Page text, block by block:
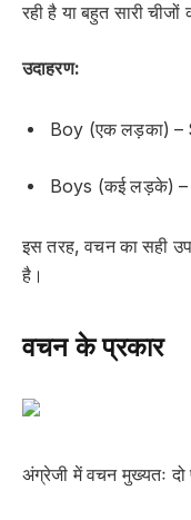
रही है या बहुत सारी चीजों
उदाहरण:
Boy (एक लड़का)
Boys (कई लड़के)
इस तरह, वचन का सही
है।
वचन के प्रकार
अंग्रेजी में वचन मुख्यतः दो